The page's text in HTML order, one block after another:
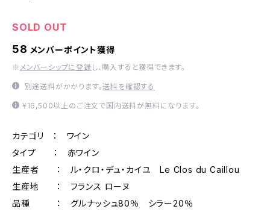
SOLD OUT
58 メンバーポイント獲得
※ メンバーシップに登録 し、購入すると獲得できます。
別途送料がかかります。送料を確認する
¥16,500以上のご注文で国内送料が無料になります。
カテゴリ ： ワイン
タイプ ： 赤ワイン
生産者 ： ル・クロ・デュ・カイユ Le Clos du Caillou
生産地 ： フランス ローヌ
品種 ： グルナッシュ80％ シラー20％